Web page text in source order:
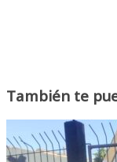
También te